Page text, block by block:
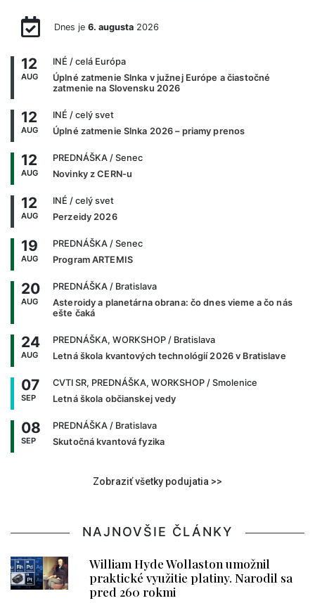
Dnes je 6. augusta2026
12
AUG
INÉ / celá Európa
Úplné zatmenie Slnka v južnej Európe a čiastočné
zatmenie na Slovensku 2026
12
AUG
INÉ / celý svet
Úplné zatmenie Slnka 2026 – priamy prenos
12
AUG
PREDNÁŠKA / Senec
Novinky z CERN-u
12
AUG
INÉ / celý svet
Perzeidy 2026
19
AUG
PREDNÁŠKA / Senec
Program ARTEMIS
20
AUG
PREDNÁŠKA / Bratislava
Asteroidy a planetárna obrana: čo dnes vieme a čo nás
ešte čaká
24
AUG
PREDNÁŠKA, WORKSHOP / Bratislava
Letná škola kvantových technológií 2026 v Bratislave
07
SEP
CVTI SR, PREDNÁŠKA, WORKSHOP / Smolenice
Letná škola občianskej vedy
08
SEP
PREDNÁŠKA / Bratislava
Skutočná kvantová fyzika
Zobraziť všetky podujatia >>
NAJNOVŠIE ČLÁNKY
William Hyde Wollaston umožnil
praktické využitie platiny. Narodil sa
pred 260 rokmi